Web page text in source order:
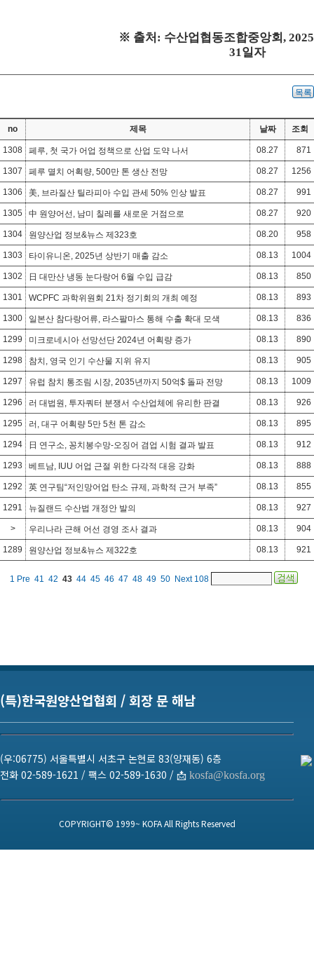
※ 출처 : 수산업협동조합중앙회 , 2025
31 일자
목록
no 제목 날짜 조회
1308 페루, 첫 국가 어업 정책으로 산업 도약 나서 08.27 871
1307 페루 멸치 어획량, 500만 톤 생산 전망 08.27 1256
1306 美, 브라질산 틸라피아 수입 관세 50% 인상 발표 08.27 991
1305 中 원양어선, 남미 칠레를 새로운 거점으로 08.27 920
1304 원양산업 정보&뉴스 제323호 08.20 958
1303 타이유니온, 2025년 상반기 매출 감소 08.13 1004
1302 日 대만산 냉동 눈다랑어 6월 수입 급감 08.13 850
1301 WCPFC 과학위원회 21차 정기회의 개최 예정 08.13 893
1300 일본산 참다랑어류, 라스팔마스 통해 수출 확대 모색 08.13 836
1299 미크로네시아 선망선단 2024년 어획량 증가 08.13 890
1298 참치, 영국 인기 수산물 지위 유지 08.13 905
1297 유럽 참치 통조림 시장, 2035년까지 50억$ 돌파 전망 08.13 1009
1296 러 대법원, 투자쿼터 분쟁서 수산업체에 유리한 판결 08.13 926
1295 러, 대구 어획량 5만 5천 톤 감소 08.13 895
1294 日 연구소, 꽁치봉수망-오징어 겸업 시험 결과 발표 08.13 912
1293 베트남, IUU 어업 근절 위한 다각적 대응 강화 08.13 888
1292 英 연구팀“저인망어업 탄소 규제, 과학적 근거 부족” 08.13 855
1291 뉴질랜드 수산법 개정안 발의 08.13 927
> 우리나라 근해 어선 경영 조사 결과 08.13 904
1289 원양산업 정보&뉴스 제322호 08.13 921
1 Pre 41 42 43 44 45 46 47 48 49 50 Next 108
(특)한국원양산업협회 / 회장 문 해남
(우:06775) 서울특별시 서초구 논현로 83(양재동) 6층
전화 02-589-1621 / 팩스 02-589-1630 / 📩 kosfa@kosfa.org
COPYRIGHT© 1999~ KOFA All Rights Reserved